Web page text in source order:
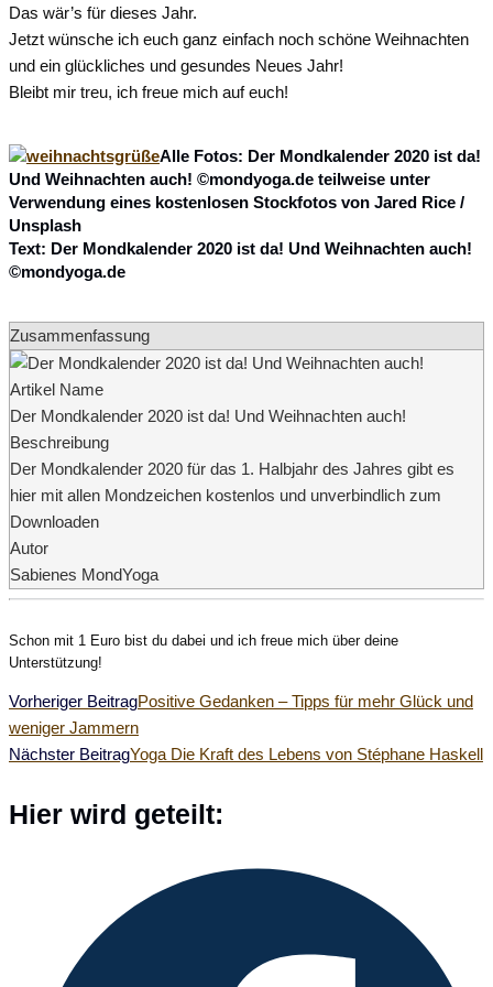
Das wär’s für dieses Jahr.
Jetzt wünsche ich euch ganz einfach noch schöne Weihnachten
und ein glückliches und gesundes Neues Jahr!
Bleibt mir treu, ich freue mich auf euch!
Alle Fotos: Der Mondkalender 2020 ist da!
Und Weihnachten auch! ©mondyoga.de teilweise unter
Verwendung eines kostenlosen Stockfotos von Jared Rice /
Unsplash
Text: Der Mondkalender 2020 ist da! Und Weihnachten auch!
©mondyoga.de
Zusammenfassung
Artikel Name
Der Mondkalender 2020 ist da! Und Weihnachten auch!
Beschreibung
Der Mondkalender 2020 für das 1. Halbjahr des Jahres gibt es
hier mit allen Mondzeichen kostenlos und unverbindlich zum
Downloaden
Autor
Sabienes MondYoga
Schon mit 1 Euro bist du dabei und ich freue mich über deine
Unterstützung!
Weitere
Artikel
ansehen
Vorheriger BeitragPositive Gedanken – Tipps für mehr Glück und
weniger Jammern
Nächster BeitragYoga Die Kraft des Lebens von Stéphane Haskell
Hier wird geteilt:
Fenster